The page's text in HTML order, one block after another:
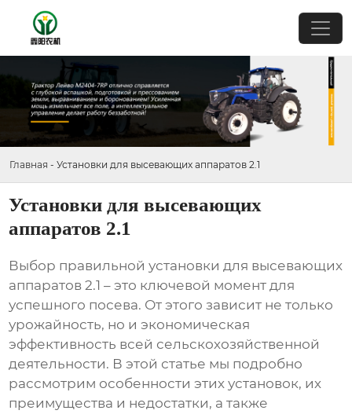
Главная - Установки для высевающих аппаратов 2.1
Установки для высевающих
аппаратов 2.1
Выбор правильнойустановки для высевающих
аппаратов 2.1 – это ключевой момент для
успешного посева. От этого зависит не только
урожайность, но и экономическая
эффективность всей сельскохозяйственной
деятельности. В этой статье мы подробно
рассмотрим особенности этих установок, их
преимущества и недостатки, а также